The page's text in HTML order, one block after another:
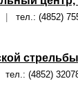
тел.: (4852)
тел.: (4852)